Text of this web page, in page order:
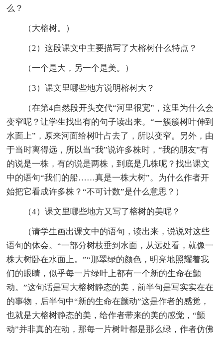
么？
（大榕树。）
（2）这段课文中主要描写了大榕树什么特点？
（一个是大，另一个是美。）
（3）课文里哪些地方说明榕树大？
（在第4自然段开头交代“河里很宽”，这里为什么会
变窄呢？让学生找出有的句子读出来。“一簇簇树叶伸到
水面上”，原来河面给树叶占去了，所以变窄。另外，由
于当时离得远，所以当“我”说许多株时，“我的朋友”有
的说是一株，有的说是两株，到底是几株呢？找出课文
中的语句“我们的船……真是一株大树”。为什么作者开
始把它看成许多株？“不可计数”是什么意思？）
（4）课文里哪些地方又写了榕树的美呢？
（请学生画出课文中的语句，读出来，说说对这些
语句的体会。“一部分树枝垂到水面，从远处看，就像一
株大树卧在水面上。”“那翠绿的颜色，明亮地照耀着我
们的眼睛，似乎每一片绿叶上都有一个新的生命在颤
动。”这句话是写大榕树静态的美，前半句是写实实在在
的事物，后半句中“新的生命在颤动”这是作者的感觉，
也就是大榕树静态的美，给作者带来的美的感觉，“颤
动”并非真的在动，那每一片树叶都是那么绿，作者仿佛